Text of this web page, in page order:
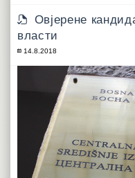
Овјерене
власти
14.8.2018